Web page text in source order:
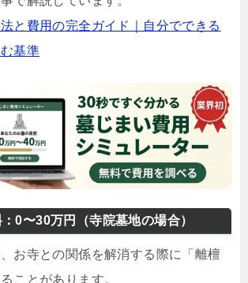
と費用の完全ガイド｜自分でできる
基準
0〜30万円（寺院墓地の場合）
お寺との関係を解消する際に「離檀
ことがあります。